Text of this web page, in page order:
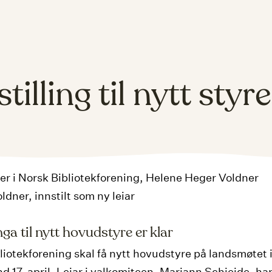
til nytt styre
innstilt som ny leiar
til nytt hovudstyre er klar
skal få nytt hovudstyre på landsmøtet i